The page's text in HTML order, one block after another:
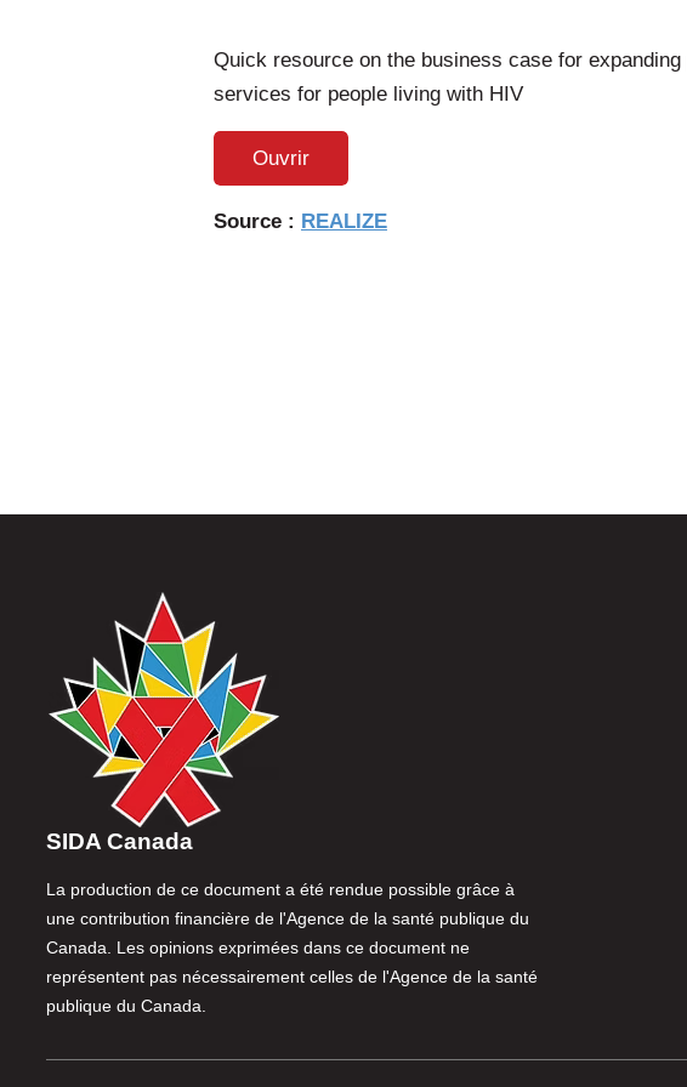
Quick resource on the business case for
services for people living with HIV
Ouvrir
Source : REALIZE
SIDA Canada
La production de ce document a été rendue possible grâce à
une contribution financière de l'Agence de la santé publique du
Canada. Les opinions exprimées dans ce document ne
représentent pas nécessairement celles de l'Agence de la santé
publique du Canada.